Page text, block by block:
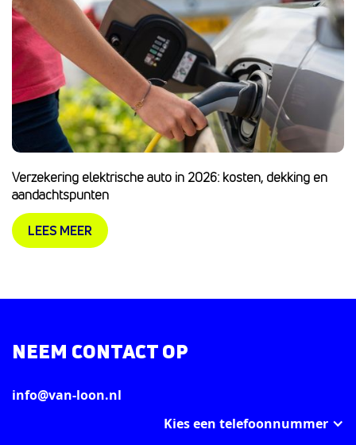
Verzekering elektrische auto in 2026: kosten, dekking en
aandachtspunten
LEES MEER
NEEM CONTACT OP
info@van-loon.nl
Kies een telefoonnummer